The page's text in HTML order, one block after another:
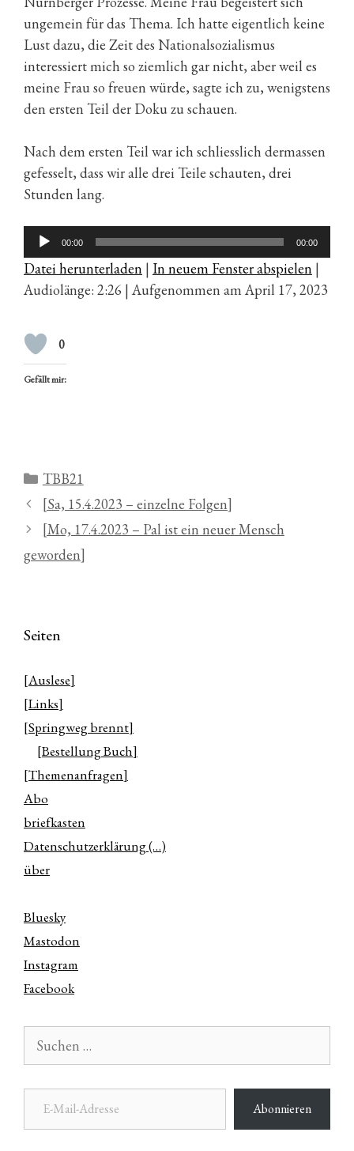
ungemein für das Thema. Ich hatte eigentlich keine
Lust dazu, die Zeit des Nationalsozialismus
interessiert mich so ziemlich gar nicht, aber weil es
meine Frau so freuen würde, sagte ich zu, wenigstens
den ersten Teil der Doku zu schauen.
Nach dem ersten Teil war ich schliesslich dermassen
gefesselt, dass wir alle drei Teile schauten, drei
Stunden lang.
Audio-
Player
00:00 00:00
Datei herunterladen | In neuem Fenster abspielen |
Audiolänge: 2:26 | Aufgenommen am April 17, 2023
0
Gefällt mir:
Kategorien
TBB21
[Sa, 15.4.2023 – einzelne Folgen]
[Mo, 17.4.2023 – Pal ist ein neuer Mensch
geworden]
Seiten
[Auslese]
[Links]
[Springweg brennt]
[Bestellung Buch]
[Themenanfragen]
Abo
briefkasten
Datenschutzerklärung (…)
über
Bluesky
Mastodon
Instagram
Facebook
nach:
E-Mail-Adresse
Abonnieren